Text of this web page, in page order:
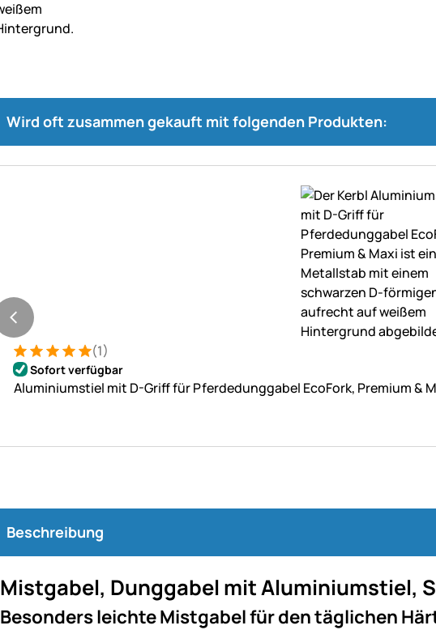
Wird oft zusammen gekauft mit folgenden Produkten:
Bewertung: 5 von 5 (1 Bewertungen)
1 Bewertung (1)
Sofort verfügbar
Aluminiumstiel mit D-Griff für Pferdedunggabel EcoFork, Premium &
Beschreibung
Mistgabel, Dunggabel mit Aluminiumstiel,
Besonders leichte Mistgabel für den täglichen